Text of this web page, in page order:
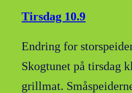
Tirsdag 10.9
Endring for
Skogtunet på tirsdag
grillmat.